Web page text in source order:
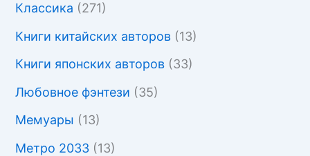
Классика (271)
Книги китайских авторов (13)
Книги японских авторов (33)
Любовное фэнтези (35)
Мемуары (13)
Метро 2033 (13)